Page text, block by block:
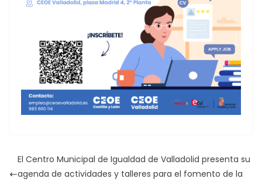
El Centro Municipal de Igualdad de Valladolid presenta su
agenda de actividades y talleres para el fomento de la